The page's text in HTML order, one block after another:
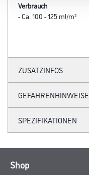
Verbrauch
- Ca. 100 - 125 ml/m²
ZUSATZINFOS
GEFAHRENHINWEISE
SPEZIFIKATIONEN
Shop